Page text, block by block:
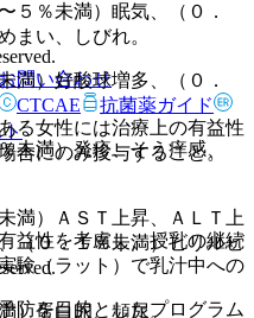
る女性には治療上の有益性
合にのみ投与すること。
益性を考慮し、授乳の継続
験（ラット）で乳汁中への
％未満）眠気、（０．
まい、しびれ。
）好酸球増多、（０．
満）発疹、そう痒感、
満）ＡＳＴ上昇、ＡＬＴ上
（０．１％未満）ビリルビ
）蛋白尿、頻尿。
お問い合わせ
CTCAE
抗菌薬ガイド
ト
防を目的としたプログラム